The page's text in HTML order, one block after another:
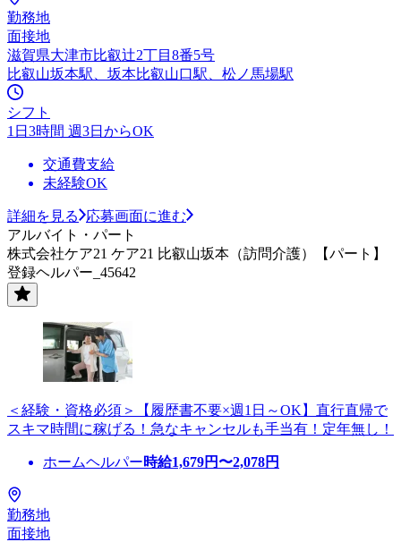
勤務地
面接地
滋賀県大津市比叡辻2丁目8番5号
比叡山坂本駅、坂本比叡山口駅、松ノ馬場駅
シフト
1日3時間 週3日からOK
交通費支給
未経験OK
詳細を見る
応募画面に進む
アルバイト・パート
株式会社ケア21 ケア21 比叡山坂本（訪問介護）【パート】
登録ヘルパー_45642
＜経験・資格必須＞【履歴書不要×週1日～OK】直行直帰で
スキマ時間に稼げる！急なキャンセルも手当有！定年無し！
ホームヘルパー時給1,679円〜2,078円
勤務地
面接地